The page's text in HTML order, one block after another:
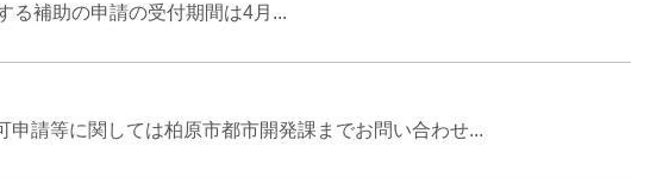
補助の申請の受付期間は4月...
請等に関しては柏原市都市開発課までお問い合わせ...